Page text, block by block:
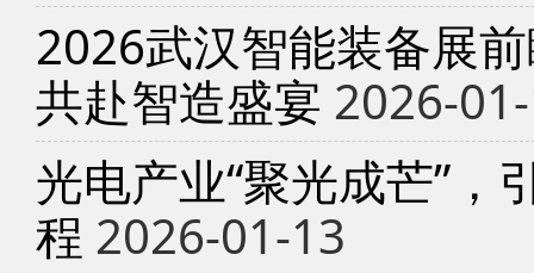
2026武汉智能装备展
共赴智造盛宴 2026-
光电产业“聚光成芒”，
程 2026-01-13